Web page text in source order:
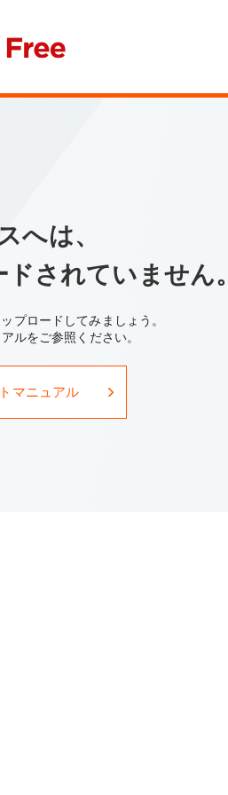
へは、
されていません。
プロードしてみましょう。
ルをご参照ください。
マニュアル